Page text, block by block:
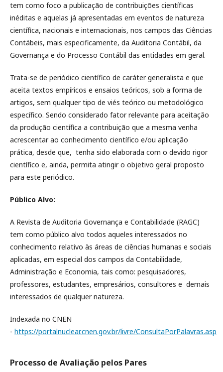
tem como foco a publicação de contribuições científicas
inéditas e aquelas já apresentadas em eventos de natureza
científica, nacionais e internacionais, nos campos das Ciências
Contábeis, mais especificamente, da Auditoria Contábil, da
Governança e do Processo Contábil das entidades em geral.
Trata-se de periódico científico de caráter generalista e que
aceita textos empíricos e ensaios teóricos, sob a forma de
artigos, sem qualquer tipo de viés teórico ou metodológico
específico. Sendo considerado fator relevante para aceitação
da produção científica a contribuição que a mesma venha
acrescentar ao conhecimento científico e/ou aplicação
prática, desde que, tenha sido elaborada com o devido rigor
científico e, ainda, permita atingir o objetivo geral proposto
para este periódico.
Público Alvo:
A Revista de Auditoria Governança e Contabilidade (RAGC)
tem como público alvo todos aqueles interessados no
conhecimento relativo às áreas de ciências humanas e sociais
aplicadas, em especial dos campos da Contabilidade,
Administração e Economia, tais como: pesquisadores,
professores, estudantes, empresários, consultores e demais
interessados de qualquer natureza.
Indexada no CNEN
- https://portalnuclear.cnen.gov.br/livre/ConsultaPorPalavras.asp
Processo de Avaliação pelos Pares